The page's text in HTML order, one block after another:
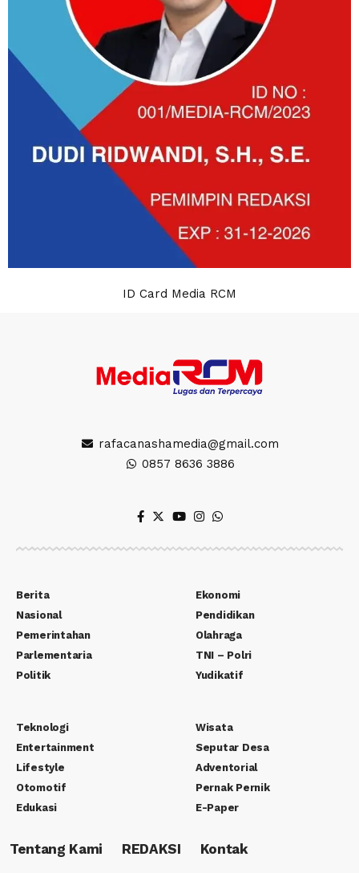
ID Card Media RCM
rafacanashamedia@gmail.com
0857 8636 3886
Berita
Nasional
Pemerintahan
Parlementaria
Politik
Ekonomi
Pendidikan
Olahraga
TNI – Polri
Yudikatif
Teknologi
Entertainment
Lifestyle
Otomotif
Edukasi
Wisata
Seputar Desa
Adventorial
Pernak Pernik
E-Paper
Tentang Kami REDAKSI Kontak